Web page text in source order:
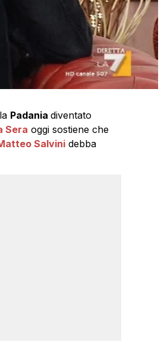
Padania diventato
Sera oggi sostiene che
Salvinidebba